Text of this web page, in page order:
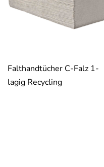
Falthandtücher C-Falz 1-
lagig Recycling